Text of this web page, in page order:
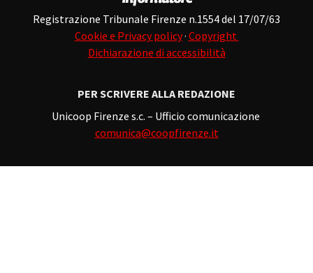
Registrazione Tribunale Firenze n.1554 del 17/07/63
Cookie e Privacy policy· Copyright
Dichiarazione di accessibilità
PER SCRIVERE ALLA REDAZIONE
Unicoop Firenze s.c. – Ufficio comunicazione
comunica@coopfirenze.it